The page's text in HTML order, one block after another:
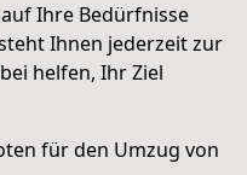
Ihre Bedürfnisse
Ihnen jederzeit zur
helfen, Ihr Ziel
für den Umzug von